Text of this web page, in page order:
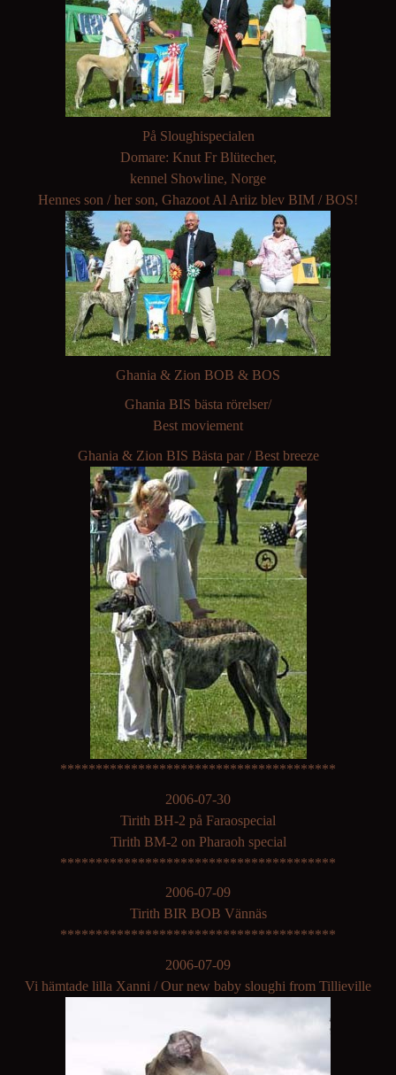
På Sloughispecialen
Domare: Knut Fr Blütecher,
kennel Showline, Norge
Hennes son / her son, Ghazoot Al Ariiz blev BIM / BOS!
Ghania & Zion BOB & BOS
Ghania BIS bästa rörelser/
Best moviement
Ghania & Zion BIS Bästa par / Best breeze
***************************************
2006-07-30
Tirith BH-2 på Faraospecial
Tirith BM-2 on Pharaoh special
***************************************
2006-07-09
Tirith BIR BOB Vännäs
***************************************
2006-07-09
Vi hämtade lilla Xanni / Our new baby sloughi from Tillieville